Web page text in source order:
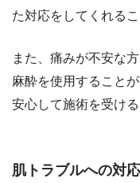
た対応をしてくれる
また、痛みが不安な
麻酔を使用すること
安心して施術を受け
肌トラブルへの対